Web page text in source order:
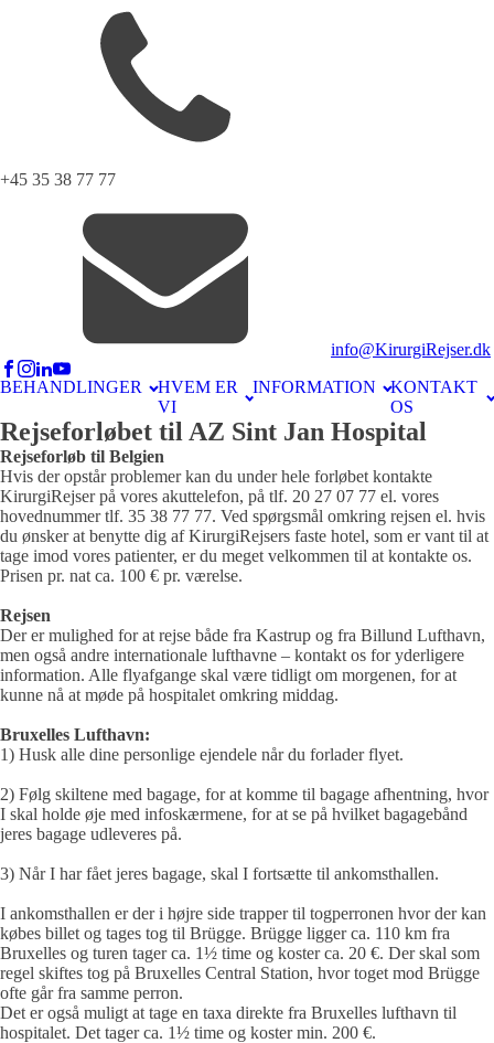
+45 35 38 77 77
info@KirurgiRejser.dk
BEHANDLINGER
HVEM ER
VI
INFORMATION
KONTAKT
OS
Rejseforløbet til AZ Sint Jan Hospital
Rejseforløb til Belgien
Hvis der opstår problemer kan du under hele forløbet kontakte
KirurgiRejser på vores akuttelefon, på tlf. 20 27 07 77 el. vores
hovednummer tlf. 35 38 77 77. Ved spørgsmål omkring rejsen el. hvis
du ønsker at benytte dig af KirurgiRejsers faste hotel, som er vant til at
tage imod vores patienter, er du meget velkommen til at kontakte os.
Prisen pr. nat ca. 100 € pr. værelse.
Rejsen
Der er mulighed for at rejse både fra Kastrup og fra Billund Lufthavn,
men også andre internationale lufthavne – kontakt os for yderligere
information. Alle flyafgange skal være tidligt om morgenen, for at
kunne nå at møde på hospitalet omkring middag.
Bruxelles Lufthavn:
1) Husk alle dine personlige ejendele når du forlader flyet.
2) Følg skiltene med bagage, for at komme til bagage afhentning, hvor
I skal holde øje med infoskærmene, for at se på hvilket bagagebånd
jeres bagage udleveres på.
3) Når I har fået jeres bagage, skal I fortsætte til ankomsthallen.
I ankomsthallen er der i højre side trapper til togperronen hvor der kan
købes billet og tages tog til Brügge. Brügge ligger ca. 110 km fra
Bruxelles og turen tager ca. 1½ time og koster ca. 20 €. Der skal som
regel skiftes tog på Bruxelles Central Station, hvor toget mod Brügge
ofte går fra samme perron.
Det er også muligt at tage en taxa direkte fra Bruxelles lufthavn til
hospitalet. Det tager ca. 1½ time og koster min. 200 €.